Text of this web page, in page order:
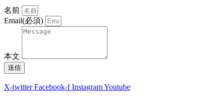
名前
Email(必須)
本文
送信
X-twitter Facebook-f InstagramYoutube